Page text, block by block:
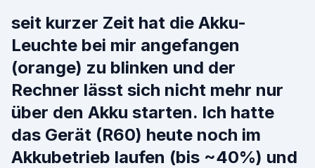
seit kurzer Zeit hat die Akku-
Leuchte bei mir angefangen
(orange) zu blinken und der
Rechner lässt sich nicht mehr nur
über den Akku starten. Ich hatte
das Gerät (R60) heute noch im
Akkubetrieb laufen (bis ~40%) und